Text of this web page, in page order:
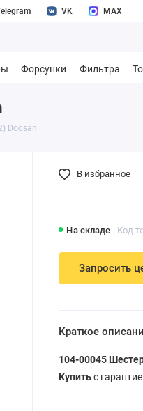
VK MAX
Форсунки Фильтра
Doosan
На складе Код
Запросить
В избранное
Краткое
104-00045
Купитьс